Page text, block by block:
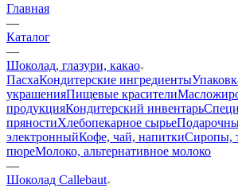
Главная
—
Каталог
—
Шоколад, глазури, какао
ПасхаКондитерские ингредиенты
украшенияПищевые красители
продукцияКондитерский инвентарь
пряностиХлебопекарное сырье
электронныйКофе, чай, напиткиСиропы,
пюреМолоко, альтернативное молоко
—
Шоколад Callebaut